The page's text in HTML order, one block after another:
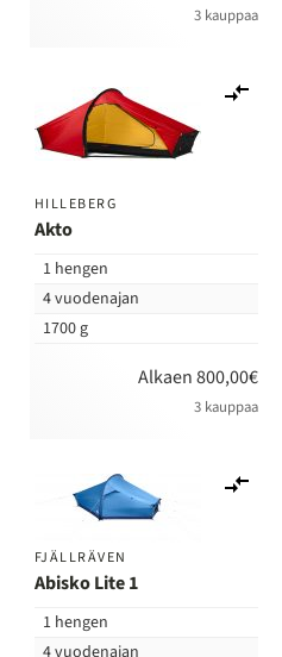
3 kauppaa
vertailuun
HILLEBERG
Akto
1 hengen
4 vuodenajan
1700 g
Alkaen 800,00€
3 kauppaa
FJÄLLRÄVEN
Abisko Lite 1
1 hengen
4 vuodenajan